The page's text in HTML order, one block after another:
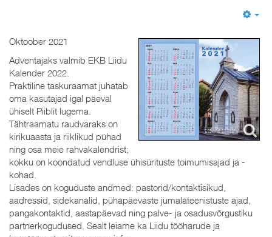
Oktoober 2021
Adventajaks valmib EKB Liidu
Kalender 2022.
Praktiline taskuraamat juhatab
oma kasutajad igal päeval
ühiselt Piiblit lugema.
Tähtraamatu raudvaraks on
kirikuaasta ja riiklikud pühad
ning osa meie rahvakalendrist;
kokku on koondatud vendluse ühisürituste toimumisajad ja -
kohad.
Lisades on koguduste andmed: pastorid/kontaktisikud,
aadressid, sidekanalid, pühapäevaste jumalateenistuste ajad,
pangakontaktid, aastapäevad ning palve- ja osadusvõrgustiku
partnerkogudused. Sealt leiame ka Liidu tööharude ja